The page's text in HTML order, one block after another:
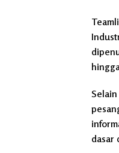
dasar